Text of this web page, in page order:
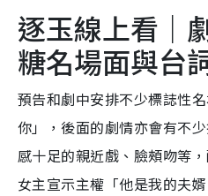
逐玉線上看｜
糖名場面與台
預告和劇中安排不少標誌性
你」，後面的劇情亦會有不
感十足的親近戲、臉頰吻等
女主宣示主權「他是我的夫